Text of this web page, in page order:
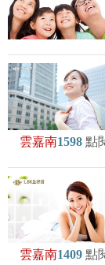
雲嘉南1598 點
雲嘉南1409 點